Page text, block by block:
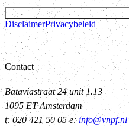
DisclaimerPrivacybeleid
Contact
Bataviastraat 24 unit 1.13
1095 ET Amsterdam
t: 020 421 50 05 e: info@vnpf.nl